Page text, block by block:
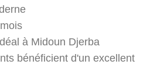
à Midoun Djerba
bénéficient d'un excellent